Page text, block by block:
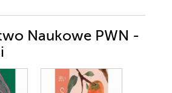
a środowisko53 3.1.
a koszty zewnętrzne transportu 55
degradacyjnego wpływu
na środowisko 65
72 4.1. Rachunek ekonomicznej
infrastrukturalnych 72 4.2.
Naukowe PWN -